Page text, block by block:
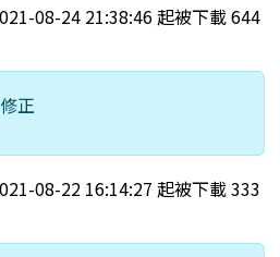
08-24 21:38:46 起被下載 644
正
08-22 16:14:27 起被下載 333